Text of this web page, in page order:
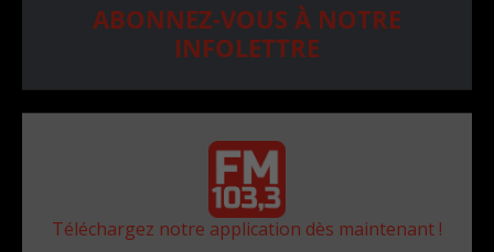
ABONNEZ-VOUS À NOTRE
INFOLETTRE
Téléchargez notre application dès maintenant !